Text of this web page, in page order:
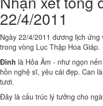
22/4/2011
Ngày 22/4/2011 dương lịch
trong vòng Lục Thập Hoa Giáp.
Đinh là Hỏa Âm - như ngọn
hồn nghệ sĩ, yêu cái đẹp. Can
tươi.
Đây là cấu trúc lý tưởng cho